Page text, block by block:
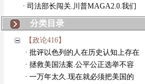
· 司法部长闯关.川普MAGA2.0.我们
分类目录
【政论416】
· 批评以色列的人在历史认知上存在
· 拯救美国法案.公平公正选举不容
· 一万年太久.现在就必须把美国的